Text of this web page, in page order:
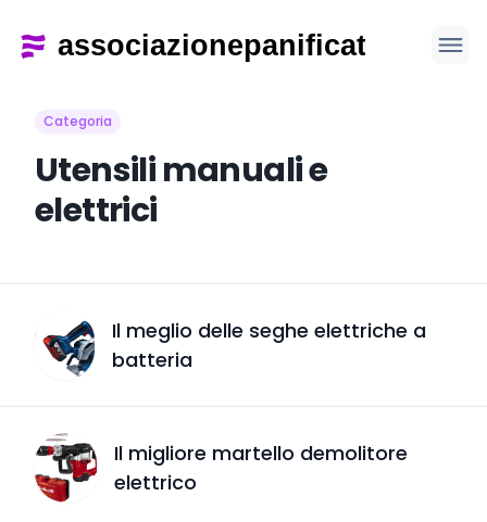
Categoria
Utensili manuali e
elettrici
Il meglio delle seghe elettriche a
batteria
Il migliore martello demolitore
elettrico